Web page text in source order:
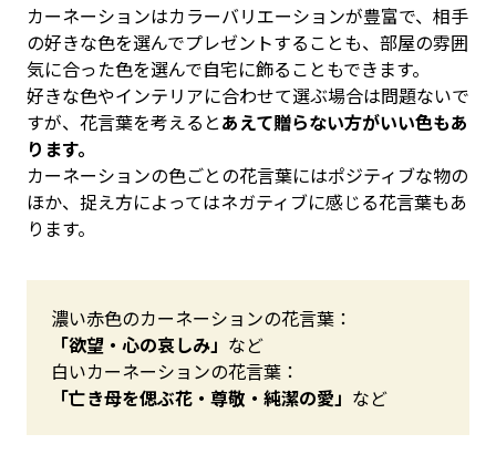
カーネーションはカラーバリエーションが豊富で、相手
の好きな色を選んでプレゼントすることも、部屋の雰囲
気に合った色を選んで自宅に飾ることもできます。
好きな色やインテリアに合わせて選ぶ場合は問題ないで
すが、花言葉を考えるとあえて贈らない方がいい色もあ
ります。
カーネーションの色ごとの花言葉にはポジティブな物の
ほか、捉え方によってはネガティブに感じる花言葉もあ
ります。
濃い赤色のカーネーションの花言葉：
「欲望・心の哀しみ」 など
白いカーネーションの花言葉：
「亡き母を偲ぶ花・尊敬・純潔の愛」 など